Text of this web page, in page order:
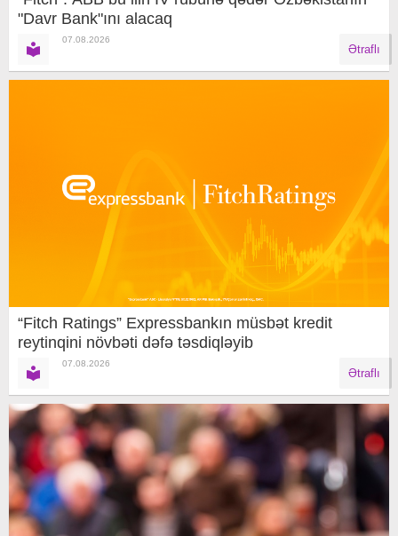
"Davr Bank"ını alacaq
07.08.2026
Ətraflı
“Fitch Ratings” Expressbankın müsbət kredit
reytinqini növbəti dəfə təsdiqləyib
07.08.2026
Ətraflı